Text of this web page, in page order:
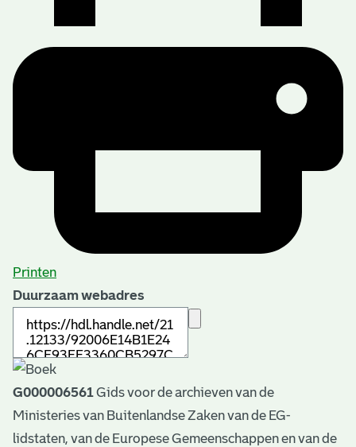
Printen
Duurzaam webadres
G000006561Gids voor de archieven van de
Ministeries van Buitenlandse Zaken van de EG-
lidstaten, van de Europese Gemeenschappen en van de